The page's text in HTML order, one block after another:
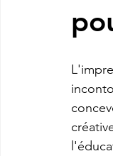
etre visible sur
imprimante3d
CREALITY